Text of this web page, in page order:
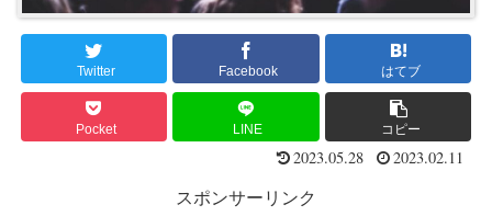
Twitter Facebook はてブ
Pocket LINE コピー
2023.05.28 2023.02.11
スポンサーリンク